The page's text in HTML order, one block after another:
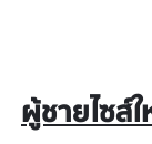
ผู้ชายไซส์